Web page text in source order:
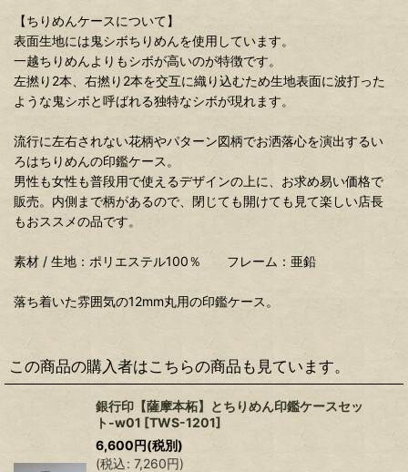
【ちりめんケースについて】
表面生地には鬼シボちりめんを使用しています。
一越ちりめんよりもシボが高いのが特徴です。
左撚り2本、右撚り2本を交互に織り込むため生地表面に波打った
ような鬼シボと呼ばれる独特なシボが現れます。
流行に左右されない花柄やパターン図柄でお洒落心を演出するい
ろはちりめんの印鑑ケース。
男性も女性も普段用で使えるデザインの上に、お求め易い価格で
販売。内側まで柄があるので、閉じても開けても見て楽しい店長
もおススメの品です。
素材 / 生地：ポリエステル100％ フレーム：亜鉛
落ち着いた雰囲気の12mm丸用の印鑑ケース。
この商品の購入者はこちらの商品も見ています。
銀行印【薩摩本柘】とちりめん印鑑ケースセッ
ト-w01 [TWS-1201]
6,600円(税別)
(税込: 7,260円)